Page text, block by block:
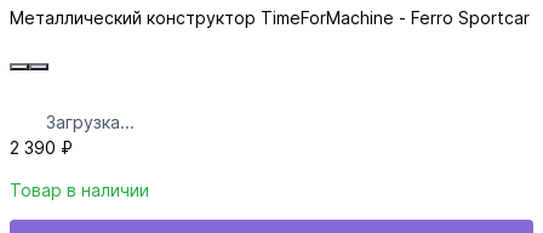
Металлический конструктор TimeForMachine - Ferro Sportcar
Загрузка...
2 390 ₽
Товар в наличии